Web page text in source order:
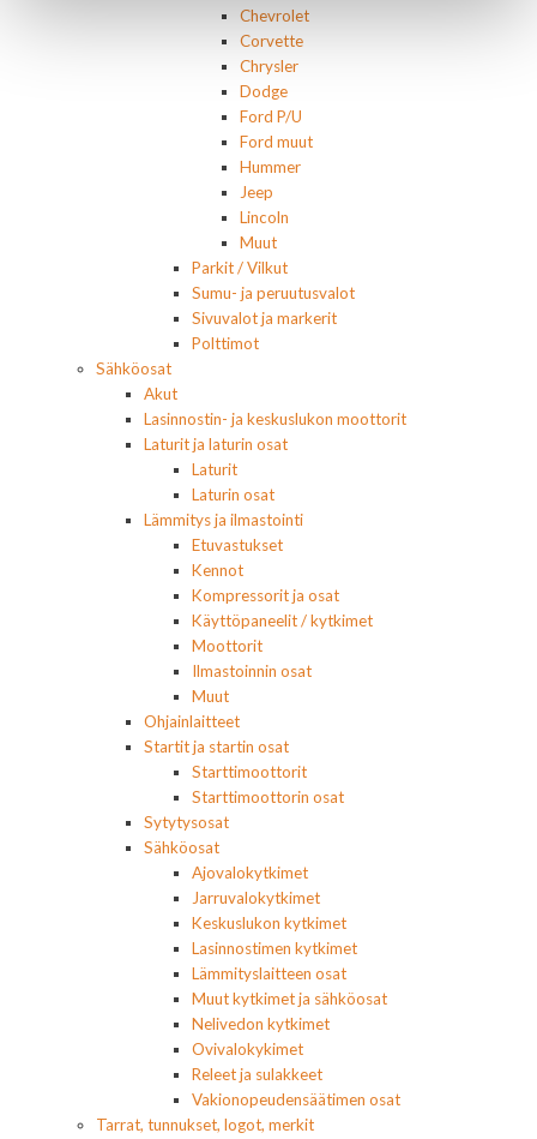
Chevrolet
Corvette
Chrysler
Dodge
Ford P/U
Ford muut
Hummer
Jeep
Lincoln
Muut
Parkit / Vilkut
Sumu- ja peruutusvalot
Sivuvalot ja markerit
Polttimot
Sähköosat
Akut
Lasinnostin- ja keskuslukon moottorit
Laturit ja laturin osat
Laturit
Laturin osat
Lämmitys ja ilmastointi
Etuvastukset
Kennot
Kompressorit ja osat
Käyttöpaneelit / kytkimet
Moottorit
Ilmastoinnin osat
Muut
Ohjainlaitteet
Startit ja startin osat
Starttimoottorit
Starttimoottorin osat
Sytytysosat
Sähköosat
Ajovalokytkimet
Jarruvalokytkimet
Keskuslukon kytkimet
Lasinnostimen kytkimet
Lämmityslaitteen osat
Muut kytkimet ja sähköosat
Nelivedon kytkimet
Ovivalokykimet
Releet ja sulakkeet
Vakionopeudensäätimen osat
Tarrat, tunnukset, logot, merkit